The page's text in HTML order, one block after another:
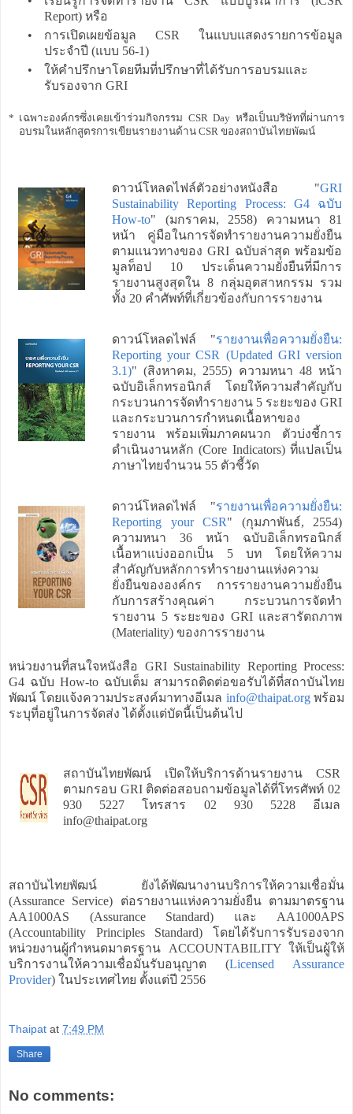
Report) หรือ
•
การเปิดเผยข้อมูล CSR ในแบบแสดงรายการข้อมูล
ประจำปี (แบบ 56-1)
•
ให้คำปรึกษาโดยทีมที่ปรึกษาที่ได้รับการอบรมและ
รับรองจาก GRI
* เฉพาะองค์กรซึ่งเคยเข้าร่วมกิจกรรม CSR Day หรือเป็นบริษัทที่ผ่านการ
อบรมในหลักสูตรการเขียนรายงานด้าน CSR ของสถาบันไทยพัฒน์
ดาวน์โหลดไฟล์ตัวอย่างหนังสือ "GRI
Sustainability Reporting Process: G4 ฉบับ
How-to" (มกราคม, 2558) ความหนา 81
หน้า คู่มือในการจัดทำรายงานความยั่งยืน
ตามแนวทางของ GRI ฉบับล่าสุด พร้อมข้อ
มูลท็อป 10 ประเด็นความยั่งยืนที่มีการ
รายงานสูงสุดใน 8 กลุ่มอุตสาหกรรม รวม
ทั้ง 20 คำศัพท์ที่เกี่ยวข้องกับการรายงาน
ดาวน์โหลดไฟล์ "รายงานเพื่อความยั่งยืน:
Reporting your CSR (Updated GRI version
3.1)" (สิงหาคม, 2555) ความหนา 48 หน้า
ฉบับอิเล็กทรอนิกส์ โดยให้ความสำคัญกับ
กระบวนการจัดทำรายงาน 5 ระยะของ GRI
และกระบวนการกำหนดเนื้อหาของ
รายงาน พร้อมเพิ่มภาคผนวก ตัวบ่งชี้การ
ดำเนินงานหลัก (Core Indicators) ที่แปลเป็น
ภาษาไทยจำนวน 55 ตัวชี้วัด
ดาวน์โหลดไฟล์ "รายงานเพื่อความยั่งยืน:
Reporting your CSR" (กุมภาพันธ์, 2554)
ความหนา 36 หน้า ฉบับอิเล็กทรอนิกส์
เนื้อหาแบ่งออกเป็น 5 บท โดยให้ความ
สำคัญกับหลักการทำรายงานแห่งความ
ยั่งยืนขององค์กร การรายงานความยั่งยืน
กับการสร้างคุณค่า กระบวนการจัดทำ
รายงาน 5 ระยะของ GRI และสารัตถภาพ
(Materiality) ของการรายงาน
หน่วยงานที่สนใจหนังสือ GRI Sustainability Reporting Process:
G4 ฉบับ How-to ฉบับเต็ม สามารถติดต่อขอรับได้ที่สถาบันไทย
พัฒน์ โดยแจ้งความประสงค์มาทางอีเมล info@thaipat.orgพร้อม
ระบุที่อยู่ในการจัดส่ง ได้ตั้งแต่บัดนี้เป็นต้นไป
สถาบันไทยพัฒน์ เปิดให้บริการด้านรายงาน CSR
ตามกรอบ GRI ติดต่อสอบถามข้อมูลได้ที่โทรศัพท์ 02
930 5227 โทรสาร 02 930 5228 อีเมล
info@thaipat.org
สถาบันไทยพัฒน์ ยังได้พัฒนางานบริการให้ความเชื่อมั่น
(Assurance Service) ต่อรายงานแห่งความยั่งยืน ตามมาตรฐาน
AA1000AS (Assurance Standard) และ AA1000APS
(Accountability Principles Standard) โดยได้รับการรับรองจาก
หน่วยงานผู้กำหนดมาตรฐาน ACCOUNTABILITY ให้เป็นผู้ให้
บริการงานให้ความเชื่อมั่นรับอนุญาต (Licensed Assurance
Provider) ในประเทศไทย ตั้งแต่ปี 2556
Thaipat at 7:49 PM
Share
No comments: